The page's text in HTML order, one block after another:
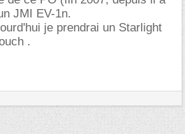
JMI EV-1n.
je prendrai un Starlight
.